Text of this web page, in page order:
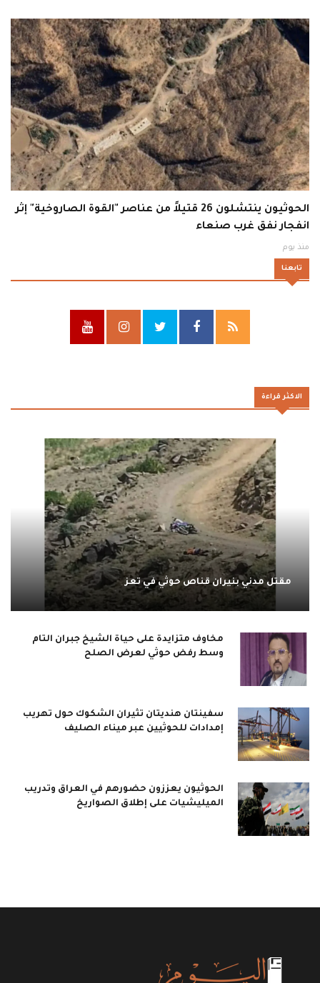
الحوثيون ينتشلون 26 قتيلاً من عناصر "القوة الصاروخية" إثر
انفجار نفق غرب صنعاء
منذ يوم
تابعنا
الاكثر قراءة
مقتل مدني بنيران قناص حوثي في تعز
مخاوف متزايدة على حياة الشيخ جبران التام
وسط رفض حوثي لعرض الصلح
سفينتان هنديتان تثيران الشكوك حول تهريب
إمدادات للحوثيين عبر ميناء الصليف
الحوثيون يعززون حضورهم في العراق وتدريب
الميليشيات على إطلاق الصواريخ